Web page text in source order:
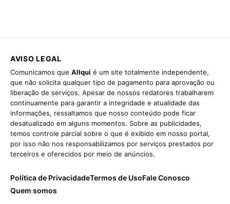
AVISO LEGAL
Comunicamos que Allqui é um site totalmente independente,
que não solicita qualquer tipo de pagamento para aprovação ou
liberação de serviços. Apesar de nossos redatores trabalharem
continuamente para garantir a integridade e atualidade das
informações, ressaltamos que nosso conteúdo pode ficar
desatualizado em alguns momentos. Sobre as publicidades,
temos controle parcial sobre o que é exibido em nosso portal,
por isso não nos responsabilizamos por serviços prestados por
terceiros e oferecidos por meio de anúncios.
Política de PrivacidadeTermos de UsoFale Conosco
Quem somos